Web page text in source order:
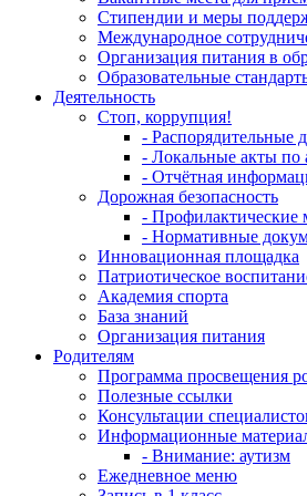
Стипендии и меры
Международное
Организация питания в
Образовательные
Деятельность
Стоп, коррупция!
- Распорядительные
- Локальные акты по
- Отчётная
Дорожная безопасность
- Профилактические
- Нормативные
Инновационная площадка
Патриотическое
Академия спорта
База знаний
Организация питания
Родителям
Программа просвещения
Полезные ссылки
Консультации
Информационные
- Внимание: аутизм
Ежедневное меню